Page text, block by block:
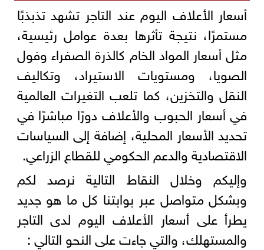
أسعار الأعلاف اليوم عند التاجر تشهد تذبذبًا
مستمرًا، نتيجة تأثرها بعدة عوامل رئيسية،
مثل أسعار المواد الخام كالذرة الصفراء وفول
الصويا، ومستويات الاستيراد، وتكاليف
النقل والتخزين، كما تلعب التغيرات العالمية
في أسعار الحبوب والأعلاف دورًا مباشرًا في
تحديد الأسعار المحلية، إضافة إلى السياسات
الاقتصادية والدعم الحكومي للقطاع الزراعي.
وإليكم وخلال النقاط التالية نرصد لكم
وبشكل متواصل عبر بوابتنا كل ما هو جديد
يطرأ على أسعار الأعلاف اليوم لدى التاجر
والمستهلك، والتي جاءت على النحو التالي :